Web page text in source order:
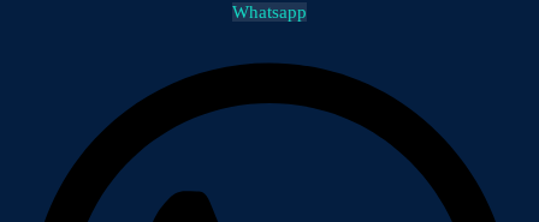
Whatsapp